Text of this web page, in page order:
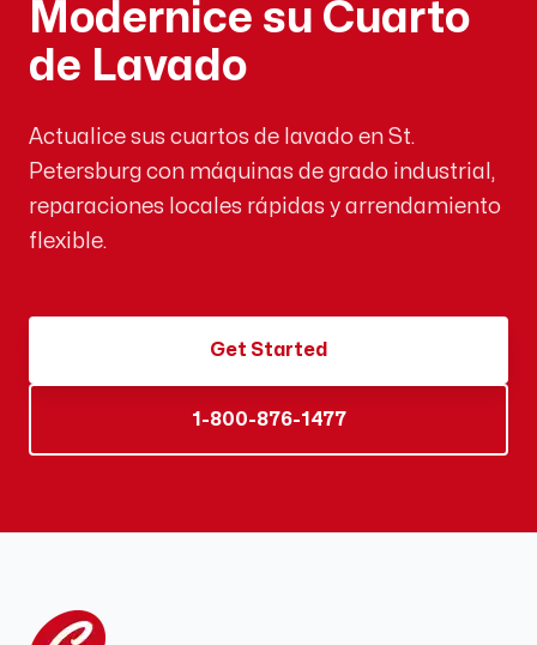
Modernice su Cuarto
de Lavado
Actualice sus cuartos de lavado en St.
Petersburg con máquinas de grado industrial,
reparaciones locales rápidas y arrendamiento
flexible.
Get Started
1-800-876-1477